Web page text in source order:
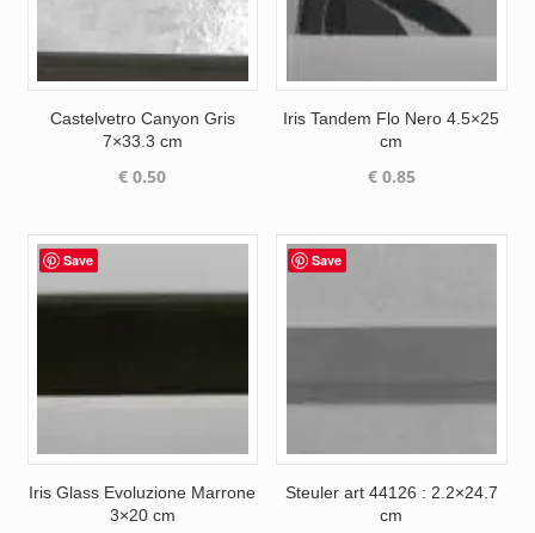
Castelvetro Canyon Gris
7×33.3 cm
€ 0.50
Iris Tandem Flo Nero 4.5×25
cm
€0.85
Save
Iris Glass Evoluzione Marrone
3×20 cm
Save
Steuler art 44126 : 2.2×24.7
cm